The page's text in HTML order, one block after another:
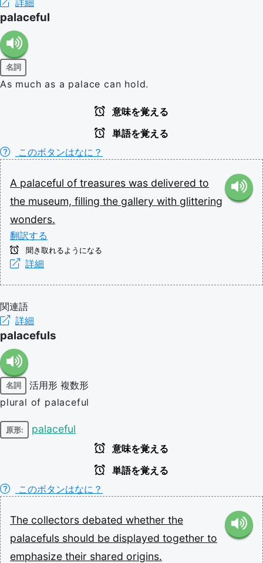
palaceful
名詞
As much as a palace can hold.
意味を覚える
単語を覚える
このボタンはなに？
A palaceful of treasures was delivered to
the museum, filling the gallery with glittering
wonders.
翻訳する
聞き取れるようになる
詳細
関連語
詳細
palacefuls
名詞 活用形 複数形
plural of palaceful
原形: palaceful
意味を覚える
単語を覚える
このボタンはなに？
The collectors debated whether the
palacefuls should be displayed together to
emphasize their shared origins.